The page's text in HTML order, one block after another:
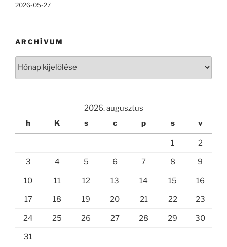
2026-05-27
ARCHÍVUM
2026. augusztus
h
K s c p s v
1 2
3 4 5 6 7 8 9
10 11 12 13 14 15 16
17 18 19 20 21 22 23
24 25 26 27 28 29 30
31